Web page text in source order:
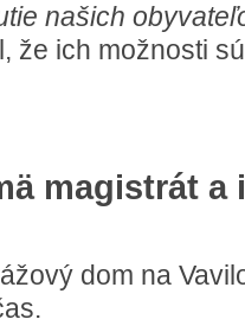
našich
že ich možnosti
magistrát a
dom na